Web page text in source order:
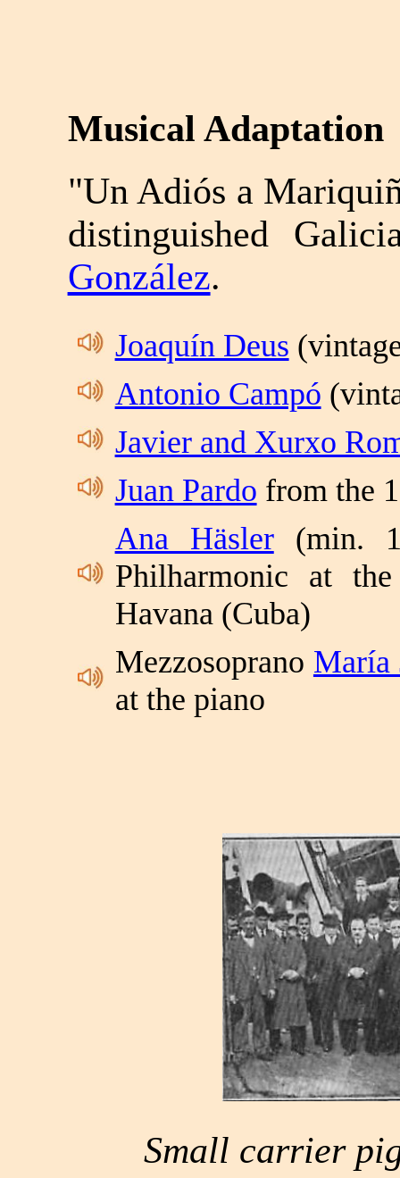
Musical Adaptation
"Un Adiós a
distinguished
González.
Joaquín Deus
Antonio Campó
Javier and Xurxo
Juan Pardo from the
Ana Häsler(min.
Philharmonic at
Havana (Cuba)
Mezzosoprano María
at the piano
Small carrier